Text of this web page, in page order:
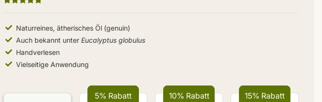
Naturreines, ätherisches Öl (genuin)
Auch bekannt unter Eucalyptus globulus
Handverlesen
Vielseitige Anwendung
5% Rabatt 10% Rabatt 15% Rabatt